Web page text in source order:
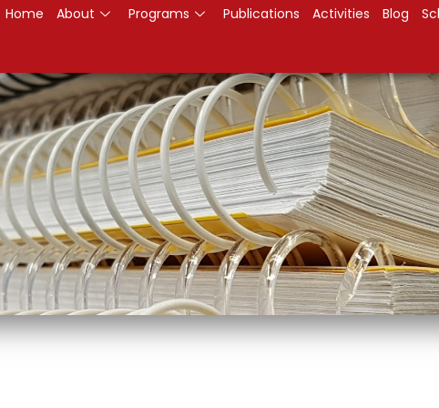
Home About Programs Publications Activities Blog